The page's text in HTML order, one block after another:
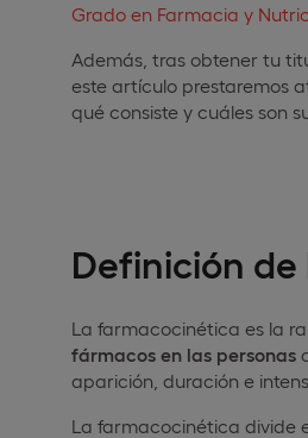
Grado en Farmacia y
Además, tras obtener tu
este artículo prestaremos
qué consiste y cuáles son
Definición
La farmacocinética es la
fármacos en las personas
aparición, duración e
La farmacocinética divide